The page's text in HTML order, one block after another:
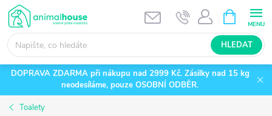
Přejít
na
obsah
HLEDAT
NÁKUPNÍ
KOŠÍK
DOPRAVA ZDARMA při nákupu nad 2999 Kč. Zásilky nad 15 kg
neodesíláme, pouze OSOBNÍ ODBĚR.
Toalety